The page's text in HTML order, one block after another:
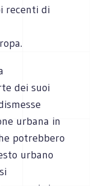
recenti di
dei suoi
urbana in
potrebbero
urbano